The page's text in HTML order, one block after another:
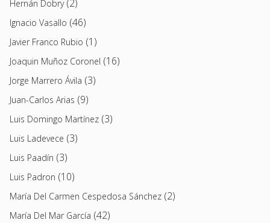
Hernán Dobry(2)
Ignacio Vasallo (46)
Javier Franco Rubio (1)
Joaquin Muñoz Coronel (16)
Jorge Marrero Ávila (3)
Juan-Carlos Arias (9)
Luis Domingo Martínez (3)
Luis Ladevece (3)
Luis Paadín (3)
Luis Padron (10)
María Del Carmen Cespedosa Sánchez (2)
María Del Mar García (42)